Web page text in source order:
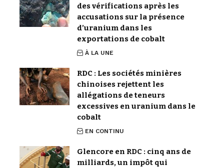
des vérifications après les
accusations sur la présence
d’uranium dans les
exportations de cobalt
À LA UNE
RDC : Les sociétés minières
chinoises rejettent les
allégations de teneurs
excessives en uranium dans le
cobalt
EN CONTINU
Glencore en RDC : cinq ans de
milliards, un impôt qui